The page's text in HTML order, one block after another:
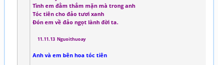
Tình em đằm thắm mặn mà trong anh
Tóc tiên cho đảo tươi xanh
Đón em về đảo ngọt lành đời ta.
11.11.13 Nguoithuoay
Anh và em bên hoa tóc tiên